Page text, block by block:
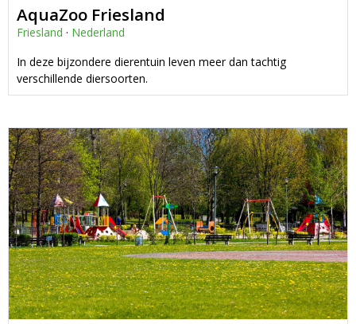
AquaZoo Friesland
Friesland · Nederland
In deze bijzondere dierentuin leven meer dan tachtig
verschillende diersoorten.